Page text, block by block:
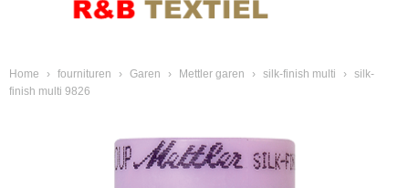
Home › fournituren › Garen › Mettler garen › silk-finish multi › silk-
finish multi 9826